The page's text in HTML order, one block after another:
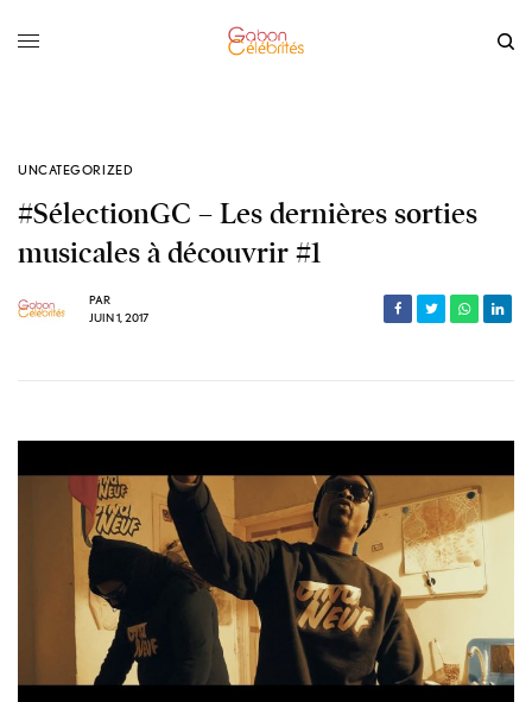
UNCATEGORIZED
#SélectionGC – Les dernières sorties
musicales à découvrir #1
PAR
JUIN 1, 2017